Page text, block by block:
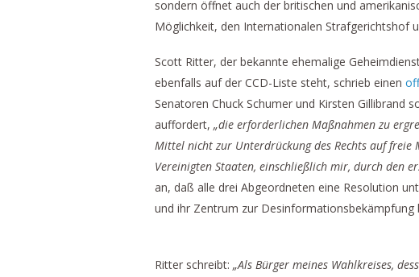
sondern öffnet auch der britischen und
Möglichkeit, den Internationalen Strafgerichtshof
Scott Ritter, der bekannte ehemalige
ebenfalls auf der CCD-Liste steht, schrieb einen
Senatoren Chuck Schumer und Kirsten Gillibrand
auffordert, „die erforderlichen Maßnahmen zu
Mittel nicht zur Unterdrückung des Rechts auf freie
Vereinigten Staaten, einschließlich mir, durch den
an, daß alle drei Abgeordneten eine Resolution
und ihr Zentrum zur
Ritter schreibt: „Als Bürger meines Wahlkreises,